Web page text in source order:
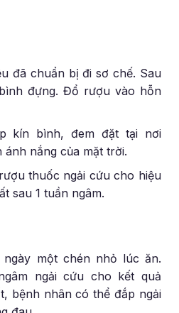
đã chuẩn bị đi sơ chế. Sau
đựng. Đổ rượu vào hỗn
kín bình, đem đặt tại nơi
nắng của mặt trời.
thuốc ngải cứu cho hiệu
sau 1 tuần ngâm.
một chén nhỏ lúc ăn.
ngải cứu cho kết quả
bệnh nhân có thể đắp ngải